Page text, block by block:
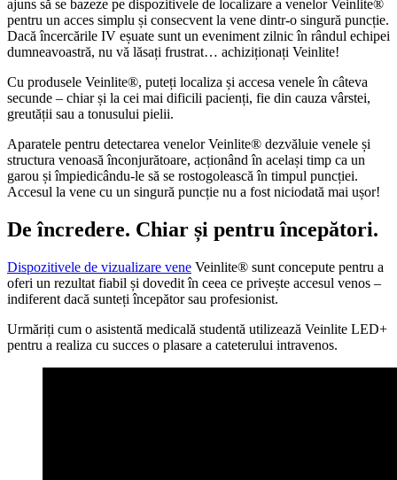
ajuns să se bazeze pe dispozitivele de localizare a venelor Veinlite®
pentru un acces simplu și consecvent la vene dintr-o singură puncție.
Dacă încercările IV eșuate sunt un eveniment zilnic în rândul echipei
dumneavoastră, nu vă lăsați frustrat… achiziționați Veinlite!
Cu produsele Veinlite®, puteți localiza și accesa venele în câteva
secunde – chiar și la cei mai dificili pacienți, fie din cauza vârstei,
greutății sau a tonusului pielii.
Aparatele pentru detectarea venelor Veinlite® dezvăluie venele și
structura venoasă înconjurătoare, acționând în același timp ca un
garou și împiedicându-le să se rostogolească în timpul puncției.
Accesul la vene cu un singură puncție nu a fost niciodată mai ușor!
De încredere. Chiar și pentru începători.
Dispozitivele de vizualizare vene Veinlite® sunt concepute pentru a
oferi un rezultat fiabil și dovedit în ceea ce privește accesul venos –
indiferent dacă sunteți începător sau profesionist.
Urmăriți cum o asistentă medicală studentă utilizează Veinlite LED+
pentru a realiza cu succes o plasare a cateterului intravenos.